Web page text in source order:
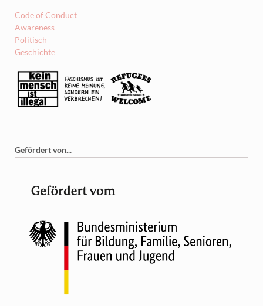
Code of Conduct
Awareness
Politisch
Geschichte
Gefördert von...